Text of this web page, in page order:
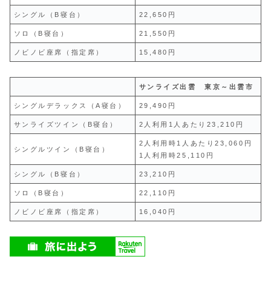
シングル（B寝台） 22,650円
ソロ（B寝台） 21,550円
ノビノビ座席（指定席） 15,480円
サンライズ出雲 東京～出雲市
シングルデラックス（A寝台） 29,490円
サンライズツイン（B寝台） 2人利用1人あたり23,210円
シングルツイン（B寝台）
2人利用時1人あたり23,060円
1人利用時25,110円
シングル（B寝台） 23,210円
ソロ（B寝台） 22,110円
ノビノビ座席（指定席） 16,040円